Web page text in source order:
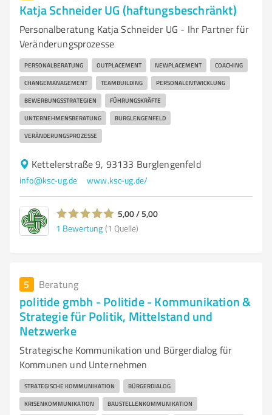
Katja Schneider UG (haftungsbeschränkt)
Personalberatung Katja Schneider UG - Ihr Partner für
Veränderungsprozesse
PERSONALBERATUNG OUTPLACEMENT NEWPLACEMENT COACHING
CHANGEMANAGEMENT TEAMBUILDING PERSONALENTWICKLUNG
BEWERBUNGSSTRATEGIEN FÜHRUNGSKRÄFTE
UNTERNEHMENSBERATUNG BURGLENGENFELD
VERÄNDERUNGSPROZESSE
Kettelerstraße 9, 93133 Burglengenfeld
info@ksc-ug.de www.ksc-ug.de/
5,00 / 5,00
1 Bewertung (1 Quelle)
5 Beratung
politide gmbh - Politide - Kommunikation &
Strategie für Politik, Mittelstand und
Netzwerke
Strategische Kommunikation und Bürgerdialog für
Kommunen und Unternehmen
STRATEGISCHE KOMMUNIKATION BÜRGERDIALOG
KRISENKOMMUNIKATION BAUSTELLENKOMMUNIKATION